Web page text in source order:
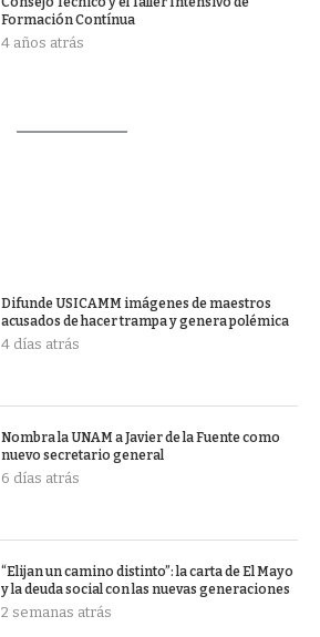
Formación Contínua
4 años atrás
Difunde USICAMM imágenes de maestros
acusados de hacer trampa y genera polémica
4 días atrás
Nombra la UNAM a Javier de la Fuente como
nuevo secretario general
6 días atrás
“Elijan un camino distinto”: la carta de El Mayo
y la deuda social con las nuevas generaciones
2 semanas atrás